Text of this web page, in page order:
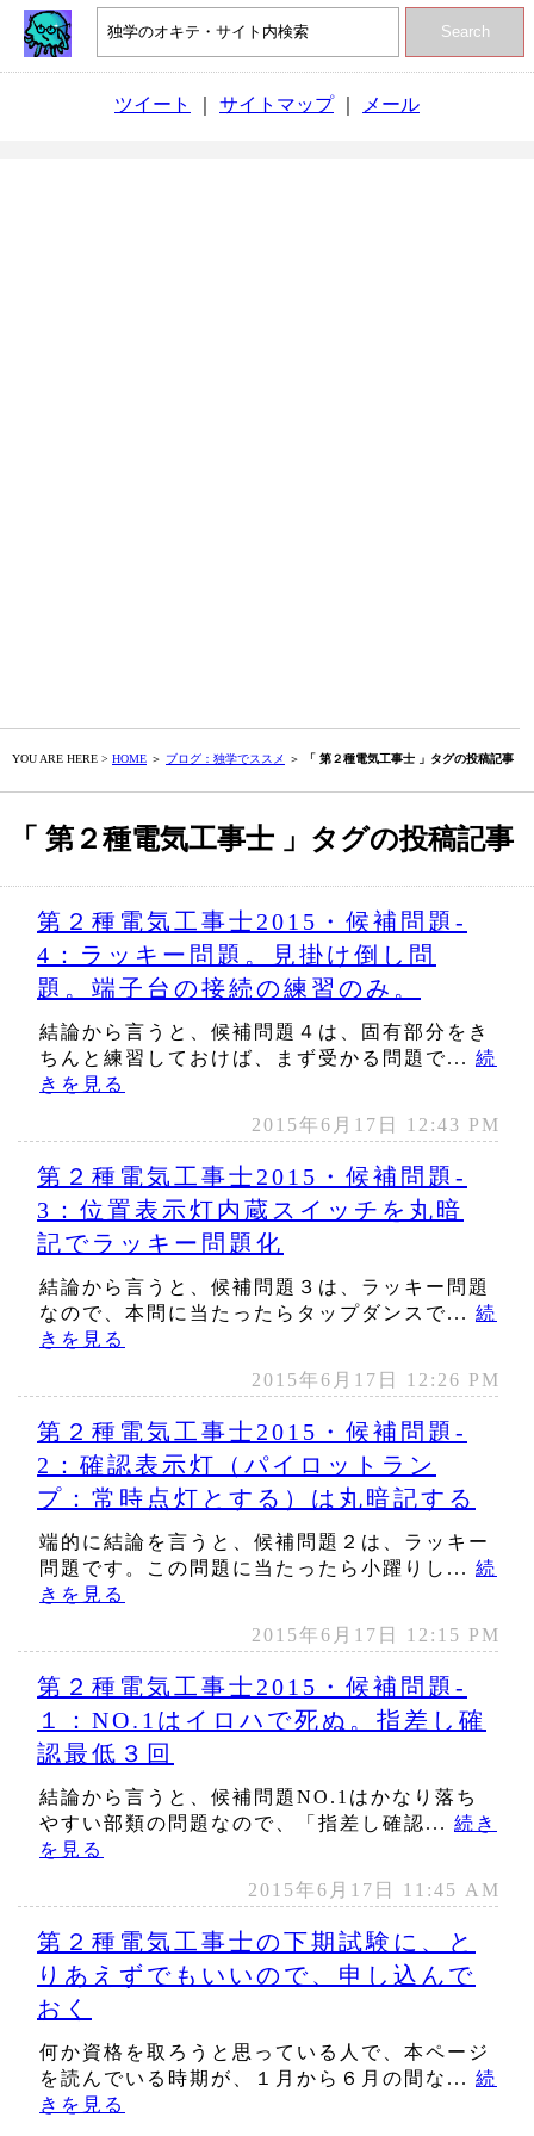
Search
ツイート サイトマップ｜ メール
YOU ARE HERE > HOME ＞ ブログ：独学でススメ ＞ 「 第２種電気工事士 」タグの投稿記事
「 第２種電気工事士 」タグの投稿記事
第２種電気工事士2015・候補問題‐
4：ラッキー問題。見掛け倒し問
題。端子台の接続の練習のみ。
結論から言うと、候補問題４は、固有部分をき
ちんと練習しておけば、まず受かる問題で... 続
きを見る
2015年6月17日 12:43 PM
第２種電気工事士2015・候補問題‐
3：位置表示灯内蔵スイッチを丸暗
記でラッキー問題化
結論から言うと、候補問題３は、ラッキー問題
なので、本問に当たったらタップダンスで... 続
きを見る
2015年6月17日 12:26 PM
第２種電気工事士2015・候補問題‐
2：確認表示灯（パイロットラン
プ：常時点灯とする）は丸暗記する
端的に結論を言うと、候補問題２は、ラッキー
問題です。この問題に当たったら小躍りし... 続
きを見る
2015年6月17日 12:15 PM
第２種電気工事士2015・候補問題‐
１：NO.1はイロハで死ぬ。指差し確
認最低３回
結論から言うと、候補問題NO.1はかなり落ち
やすい部類の問題なので、「指差し確認... 続き
を見る
2015年6月17日 11:45 AM
第２種電気工事士の下期試験に、と
りあえずでもいいので、申し込んで
おく
何か資格を取ろうと思っている人で、本ページ
を読んでいる時期が、１月から６月の間な... 続
きを見る